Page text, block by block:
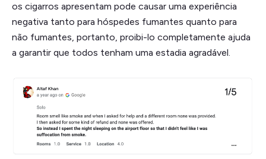
os cigarros apresentam pode causar uma experiência
negativa tanto para hóspedes fumantes quanto para
não fumantes, portanto, proibi-lo completamente ajuda
a garantir que todos tenham uma estadia agradável.